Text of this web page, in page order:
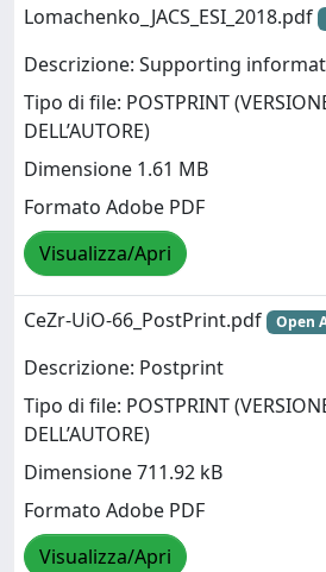
Lomachenko_JACS_ESI_2018.pdf
Descrizione: Supporting
Tipo di file: POSTPRINT
DELL’AUTORE)
Dimensione 1.61 MB
Formato Adobe PDF
Visualizza/Apri
CeZr-UiO-66_PostPrint.pdf Open
Descrizione: Postprint
Tipo di file: POSTPRINT
DELL’AUTORE)
Dimensione 711.92 kB
Formato Adobe PDF
Visualizza/Apri